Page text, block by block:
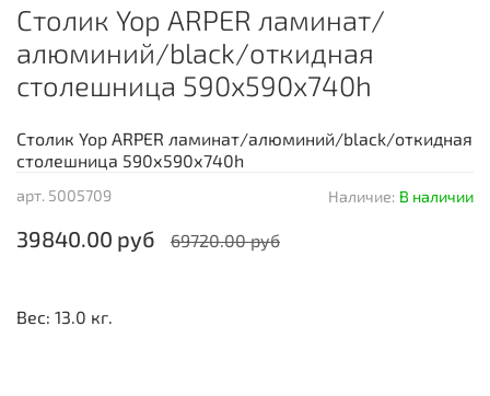
арт. 5005709 Наличие: В наличии
Столик Yop ARPER ламинат/
алюминий/black/откидная
столешница 590х590х740h
39840.00 руб 69720.00 руб
Столик Yop ARPER ламинат/алюминий/black/откидная
столешница 590х590х740h
Вес: 13.0 кг.